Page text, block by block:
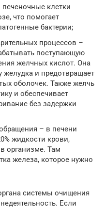
клетки
что помогает
бактерии;
процессов –
поступающую
желчных кислот. Она
желудка и предотвращает
оболочек. Также желчь
и обеспечивает
без задержки
– в печени
жидкости крови,
организме. Там
железа, которое нужно
системы очищения
Если